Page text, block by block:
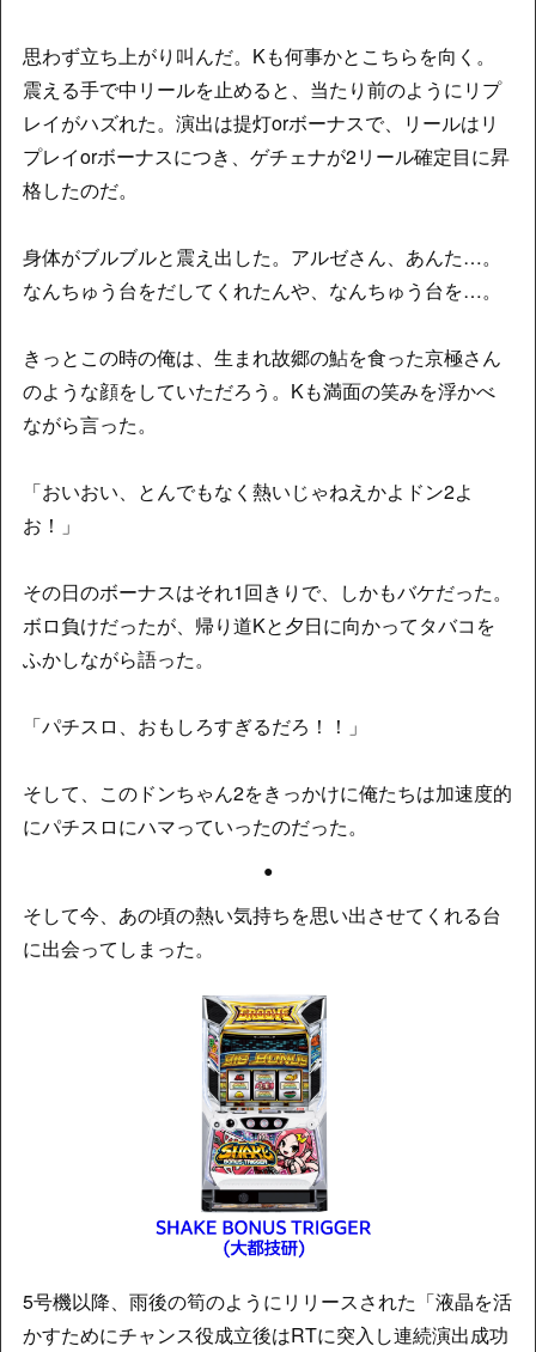
思わず立ち上がり叫んだ。Kも何事かとこちらを向く。
震える手で中リールを止めると、当たり前のようにリプ
レイがハズれた。演出は提灯orボーナスで、リールはリ
プレイorボーナスにつき、ゲチェナが2リール確定目に昇
格したのだ。
身体がブルブルと震え出した。アルゼさん、あんた…。
なんちゅう台をだしてくれたんや、なんちゅう台を…。
きっとこの時の俺は、生まれ故郷の鮎を食った京極さん
のような顔をしていただろう。Kも満面の笑みを浮かべ
ながら言った。
「おいおい、とんでもなく熱いじゃねえかよドン2よ
お！」
その日のボーナスはそれ1回きりで、しかもバケだった。
ボロ負けだったが、帰り道Kと夕日に向かってタバコを
ふかしながら語った。
「パチスロ、おもしろすぎるだろ！！」
そして、このドンちゃん2をきっかけに俺たちは加速度的
にパチスロにハマっていったのだった。
●
そして今、あの頃の熱い気持ちを思い出させてくれる台
に出会ってしまった。
5号機以降、雨後の筍のようにリリースされた「液晶を活
かすためにチャンス役成立後はRTに突入し連続演出成功